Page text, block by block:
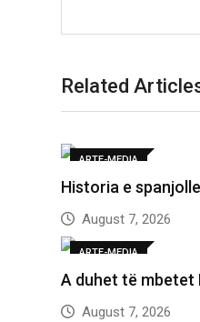
Related
ARTE-MEDIA
Historia e
August 7, 2026
ARTE-MEDIA
A duhet të mbetet
August 7, 2026